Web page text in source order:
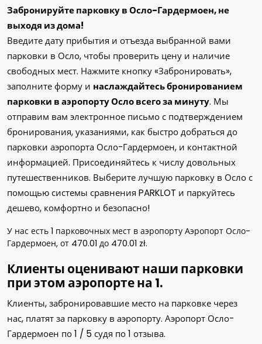
Забронируйте парковку в Осло-Гардермоен, не
выходя из дома!
Введите дату прибытия и отъезда выбранной вами
парковки в Осло, чтобы проверить цену и наличие
свободных мест. Нажмите кнопку «Забронировать»,
заполните форму и наслаждайтесь бронированием
парковки в аэропорту Осло всего за минуту. Мы
отправим вам электронное письмо с подтверждением
бронирования, указаниями, как быстро добраться до
парковки аэропорта Осло-Гардермоен, и контактной
информацией. Присоединяйтесь к числу довольных
путешественников. Выберите лучшую парковку в Осло с
помощью системы сравнения PARKLOT и паркуйтесь
дешево, комфортно и безопасно!
У нас есть 1 парковочных мест в аэропорту Аэропорт Осло-
Гардермоен, от 470.01 до 470.01 zł.
Клиенты оценивают наши парковки
при этом аэропорте на 1.
Клиенты, забронировавшие место на парковке через
нас, платят за парковку в аэропорту. Аэропорт Осло-
Гардермоен по1 / 5 судя по1 отзыва.